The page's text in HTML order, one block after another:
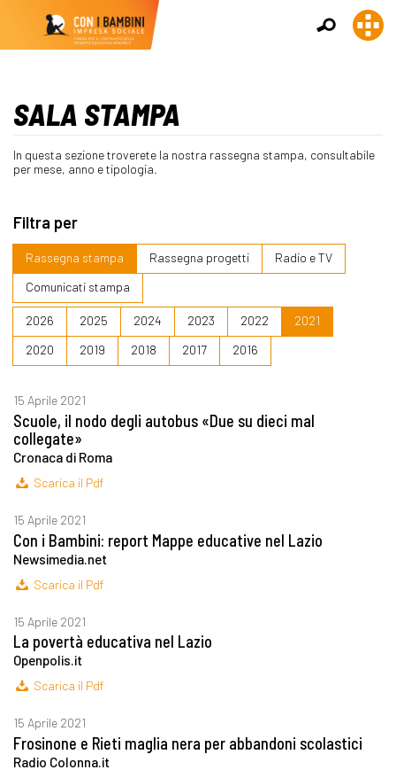
SALA STAMPA
In questa sezione troverete la nostra rassegna stampa, consultabile
per mese, anno e tipologia.
Filtra per
Rassegna stampa Rassegna progetti
Radio e TV
Comunicati stampa
2026 2025 2024 2023 2022
2021
2020
2019 2018 2017 2016
15 Aprile 2021
Scuole, il nodo degli autobus «Due su dieci mal
collegate»
Cronaca di Roma
Scarica il Pdf
15 Aprile 2021
Con i Bambini: report Mappe educative nel Lazio
Newsimedia.net
Scarica il Pdf
15 Aprile 2021
La povertà educativa nel Lazio
Openpolis.it
Scarica il Pdf
15 Aprile 2021
Frosinone e Rieti maglia nera per abbandoni scolastici
Radio Colonna.it